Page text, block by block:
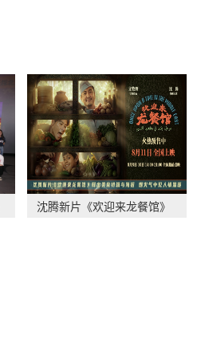
沈腾新片《欢迎来龙餐馆》